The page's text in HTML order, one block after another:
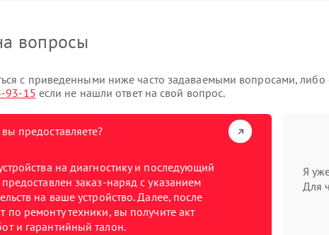
вопросы
с приведенными ниже часто задаваемыми вопросами, либо
93-15 если не нашли ответ на свой вопрос.
предоставляете?
на диагностику и последующий
заказ-наряд с указанием
на ваше устройство. Далее, после
по ремонту техники, вы получите акт
и гарантийный талон.
Я
Для